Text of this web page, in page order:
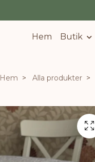
Hem Butik
Hem Alla produkter